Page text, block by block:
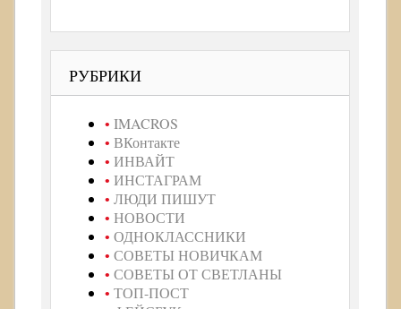
РУБРИКИ
IMACROS
ВКонтакте
ИНВАЙТ
ИНСТАГРАМ
ЛЮДИ ПИШУТ
НОВОСТИ
ОДНОКЛАССНИКИ
СОВЕТЫ НОВИЧКАМ
СОВЕТЫ ОТ СВЕТЛАНЫ
ТОП-ПОСТ